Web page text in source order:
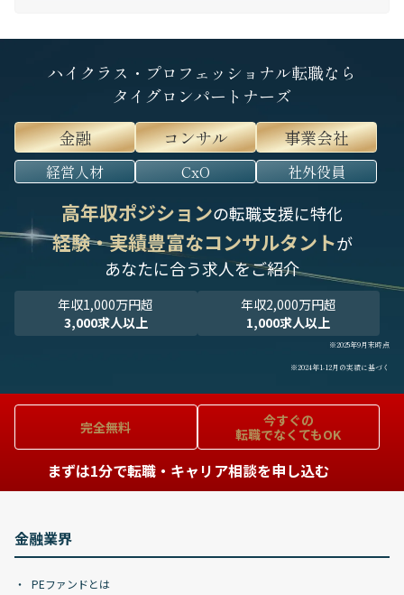
ハイクラス・プロフェッショナル転職なら
タイグロンパートナーズ
金融
コンサル 事業会社
経営人材 CxO 社外役員
高年収ポジションの転職支援に特化
経験・実績豊富なコンサルタントが
あなたに合う求人をご紹介
年収1,000万円超
3,000求人以上
年収2,000万円超
1,000求人以上
※2025年9月末時点
※2024年1-12月の実績に基づく
完全無料
今すぐの
転職でなくてもOK
まずは1分で転職・キャリア相談を申し込む
金融業界
PEファンドとは